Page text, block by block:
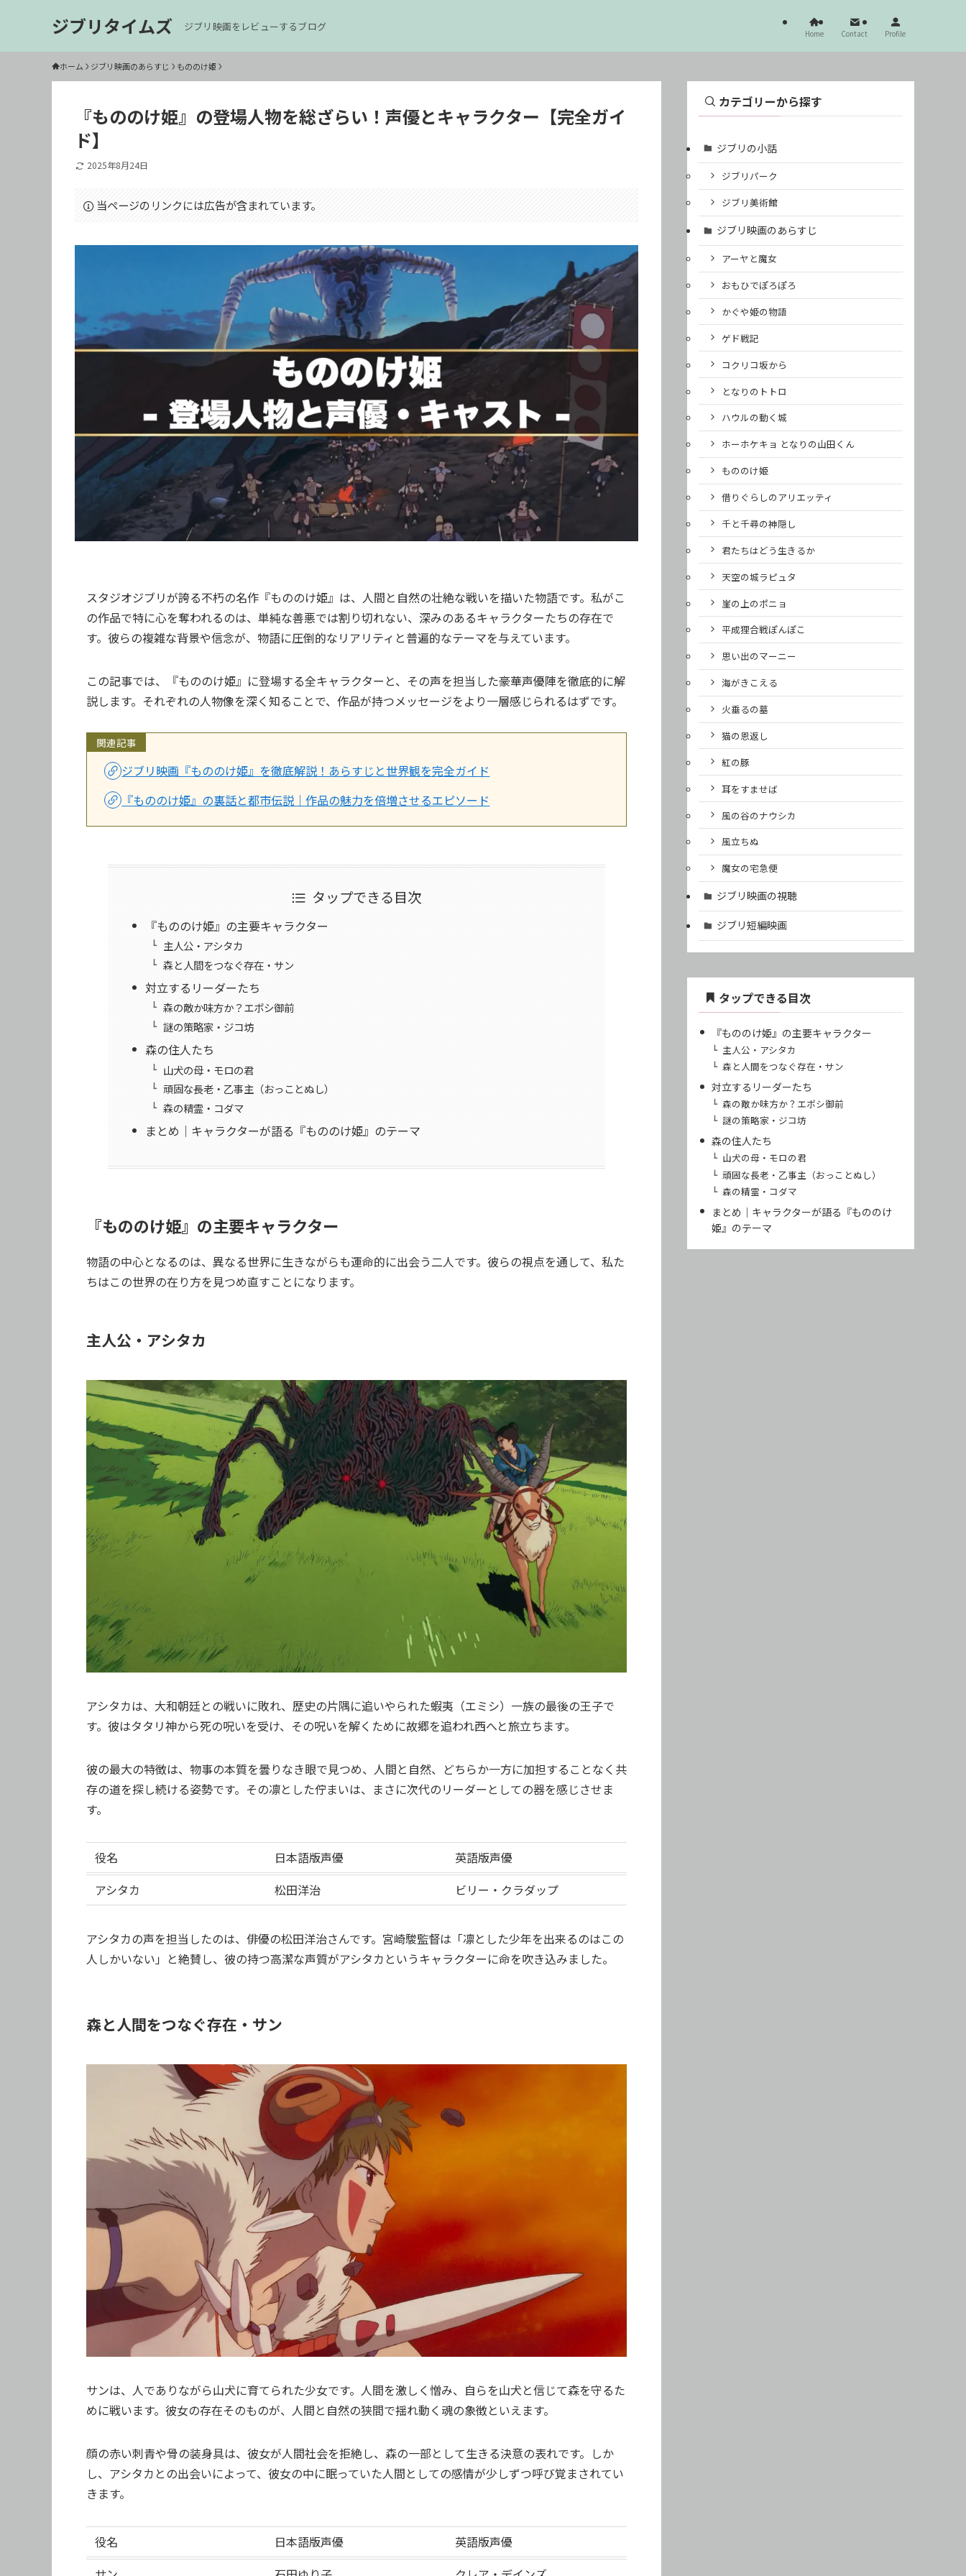
ジブリタイムズ ジブリ映画をレビューするブログ
Home Contact Profile
ホーム ジブリ映画のあらすじ もののけ姫
『もののけ姫』の登場人物を総ざらい！声優とキャラクター【完全ガイ
ド】
2025年8月24日
当ページのリンクには広告が含まれています。
スタジオジブリが誇る不朽の名作『もののけ姫』は、人間と自然の壮絶な戦いを描いた物語です。私がこ
の作品で特に心を奪われるのは、単純な善悪では割り切れない、深みのあるキャラクターたちの存在で
す。彼らの複雑な背景や信念が、物語に圧倒的なリアリティと普遍的なテーマを与えています。
この記事では、『もののけ姫』に登場する全キャラクターと、その声を担当した豪華声優陣を徹底的に解
説します。それぞれの人物像を深く知ることで、作品が持つメッセージをより一層感じられるはずです。
関連記事
ジブリ映画『もののけ姫』を徹底解説！あらすじと世界観を完全ガイド
『もののけ姫』の裏話と都市伝説｜作品の魅力を倍増させるエピソード
タップできる目次
『もののけ姫』の主要キャラクター
主人公・アシタカ
森と人間をつなぐ存在・サン
対立するリーダーたち
森の敵か味方か？エボシ御前
謎の策略家・ジコ坊
森の住人たち
山犬の母・モロの君
頑固な長老・乙事主（おっことぬし）
森の精霊・コダマ
まとめ｜キャラクターが語る『もののけ姫』のテーマ
『もののけ姫』の主要キャラクター
物語の中心となるのは、異なる世界に生きながらも運命的に出会う二人です。彼らの視点を通して、私た
ちはこの世界の在り方を見つめ直すことになります。
主人公・アシタカ
アシタカは、大和朝廷との戦いに敗れ、歴史の片隅に追いやられた蝦夷（エミシ）一族の最後の王子で
す。彼はタタリ神から死の呪いを受け、その呪いを解くために故郷を追われ西へと旅立ちます。
彼の最大の特徴は、物事の本質を曇りなき眼で見つめ、人間と自然、どちらか一方に加担することなく共
存の道を探し続ける姿勢です。その凛とした佇まいは、まさに次代のリーダーとしての器を感じさせま
す。
役名 日本語版声優
英語版声優
アシタカ
松田洋治 ビリー・クラダップ
アシタカの声を担当したのは、俳優の松田洋治さんです。宮崎駿監督は「凛とした少年を出来るのはこの
人しかいない」と絶賛し、彼の持つ高潔な声質がアシタカというキャラクターに命を吹き込みました。
森と人間をつなぐ存在・サン
サンは、人でありながら山犬に育てられた少女です。人間を激しく憎み、自らを山犬と信じて森を守るた
めに戦います。彼女の存在そのものが、人間と自然の狭間で揺れ動く魂の象徴といえます。
顔の赤い刺青や骨の装身具は、彼女が人間社会を拒絶し、森の一部として生きる決意の表れです。しか
し、アシタカとの出会いによって、彼女の中に眠っていた人間としての感情が少しずつ呼び覚まされてい
きます。
役名 日本語版声優
英語版声優
カテゴリーから探す
ジブリの小話
ジブリパーク
ジブリ美術館
ジブリ映画のあらすじ
アーヤと魔女
おもひでぽろぽろ
かぐや姫の物語
ゲド戦記
コクリコ坂から
となりのトトロ
ハウルの動く城
ホーホケキョ となりの山田くん
もののけ姫
借りぐらしのアリエッティ
千と千尋の神隠し
君たちはどう生きるか
天空の城ラピュタ
崖の上のポニョ
平成狸合戦ぽんぽこ
思い出のマーニー
海がきこえる
火垂るの墓
猫の恩返し
紅の豚
耳をすませば
風の谷のナウシカ
風立ちぬ
魔女の宅急便
ジブリ映画の視聴
ジブリ短編映画
タップできる目次
『もののけ姫』の主要キャラクター
主人公・アシタカ
森と人間をつなぐ存在・サン
対立するリーダーたち
森の敵か味方か？エボシ御前
謎の策略家・ジコ坊
森の住人たち
山犬の母・モロの君
頑固な長老・乙事主（おっことぬし）
森の精霊・コダマ
まとめ｜キャラクターが語る『もののけ
姫』のテーマ